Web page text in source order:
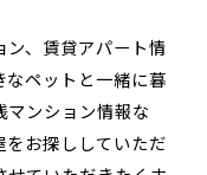
ン、賃貸アパート情
ペットと一緒に暮
マンション情報な
をお探ししていただ